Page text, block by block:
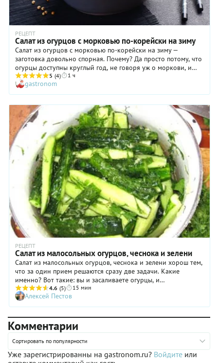
РЕЦЕПТ
Салат из огурцов с морковью по-корейски на зиму
Салат из огурцов с морковью по-корейски на зиму —
заготовка довольно спорная. Почему? Да просто потому, что
огурцы доступны круглый год, не говоря уж о моркови, и
такой салат в свежем виде, без стерилизации, подарит вам
гораздо больше пользы и удовольствия, чем термически
обработанный. Но у заготовки всегда есть свои плюсы: в
удобный момент нужно всего лишь открыть баночку и
подать ароматный, настоявшийся салат к мясу или картошке.
В любом случае наш рецепт подойдет и для заготовки на
зиму, и для еды сразу. Если хотите свежий салат — завершите
процесс на 4 пункте нашего пошагового рецепта. Но
изначально уменьшите количество уксуса, сахара и соли —
ведь они уже не нужны в качестве консервантов — только
для вкуса. И еще немного о специях. Для приготовления
такого салата можно использовать готовую смесь специй под
условным названием «приправа для корейской моркови», но
мы не рекомендуем. Во-первых, состав такой приправы
зависит от производителя, во-вторых, в ней, как правило,
уже есть соль или сахар, а также может присутствовать масса
лишних специй и трав. А обязательные ингредиенты такой
смеси есть на большинстве кухонь. В общем, вы сами без
труда найдете приправы для салата по-корейски и
скомбинируете их по вкусу.
5 (4) 1 ч
gastronom
РЕЦЕПТ
Салат из малосольных огурцов, чеснока и зелени
Салат из малосольных огурцов, чеснока и зелени хорош тем,
что за один прием решаются сразу две задачи. Какие
именно? Вот такие: вы и засаливаете огурцы, и
одновременно готовите салат, который затем останется
только полить растительным маслом. Сам процесс займет не
более пятнадцати минут, однако потребуется
дополнительное время, чтобы плоды дошли до нужного
вкуса. Количество соли определяйте по своему усмотрению,
но мы бы советовали ограничиться одной столовой ложкой:
тогда вкус салата будет весьма деликатным. И обязательно
посыпьте его перед подачей свежей зеленью, и пусть вас не
смущает, что в огурцы при засолке уже кладут укроп и
4.6 (5) 15 мин
Алексей Пестов
Комментарии
Сортировать по популярности
Уже зарегистрированны на gastronom.ru? Войдите или